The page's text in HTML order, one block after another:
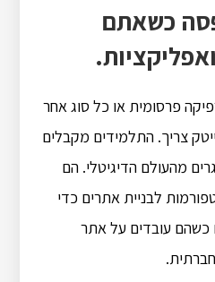
כשאתם
פרסומית או כל סוג אחר
צריך. התלמידים מקבלים
מהעולם הדיגיטלי. הם
לבניית אתרים כדי
כשהם עובדים על אתר